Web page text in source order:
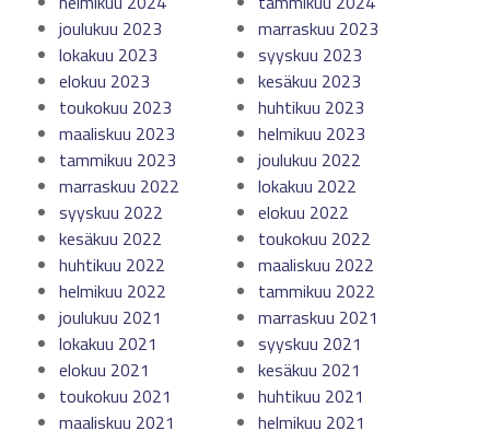
joulukuu 2023
marraskuu 2023
lokakuu 2023
syyskuu 2023
elokuu 2023
kesäkuu 2023
toukokuu 2023
huhtikuu 2023
maaliskuu 2023
helmikuu 2023
tammikuu 2023
joulukuu 2022
marraskuu 2022
lokakuu 2022
syyskuu 2022
elokuu 2022
kesäkuu 2022
toukokuu 2022
huhtikuu 2022
maaliskuu 2022
helmikuu 2022
tammikuu 2022
joulukuu 2021
marraskuu 2021
lokakuu 2021
syyskuu 2021
elokuu 2021
kesäkuu 2021
toukokuu 2021
huhtikuu 2021
maaliskuu 2021
helmikuu 2021